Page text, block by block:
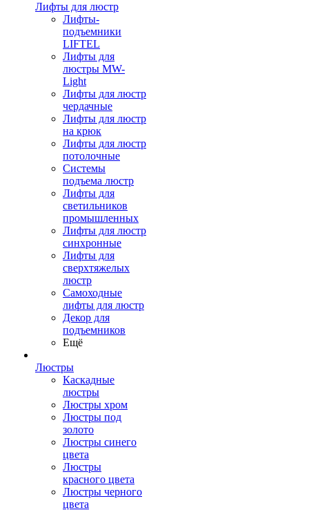
Лифты для люстр
Лифты-
подъемники
LIFTEL
Лифты для
люстры MW-
Light
Лифты для люстр
чердачные
Лифты для люстр
на крюк
Лифты для люстр
потолочные
Системы
подъема люстр
Лифты для
светильников
промышленных
Лифты для люстр
синхронные
Лифты для
сверхтяжелых
люстр
Самоходные
лифты для люстр
Декор для
подъемников
Ещё
Люстры
Каскадные
люстры
Люстры хром
Люстры под
золото
Люстры синего
цвета
Люстры
красного цвета
Люстры черного
цвета